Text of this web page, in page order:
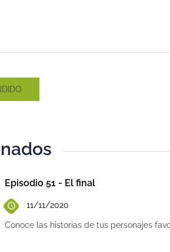
Episodio 51 - El final
11/11/2020
Conoce las historias de tus personajes